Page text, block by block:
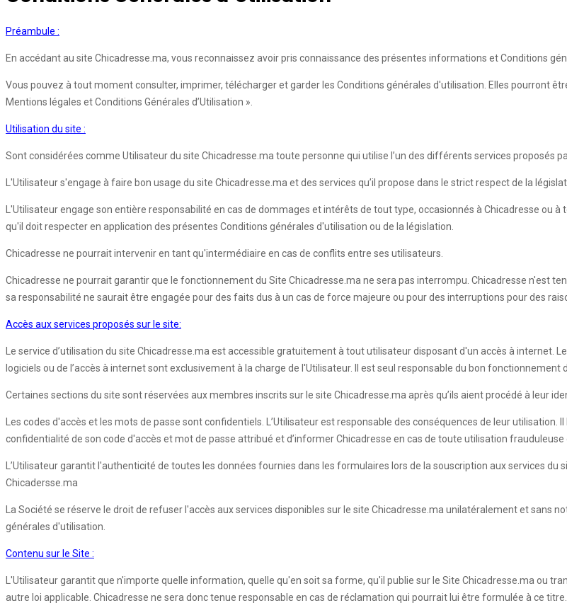
Préambule :
En accédant au site Chicadresse.ma, vous reconnaissez avoir pris connaissance des présentes informations et Conditions
Vous pouvez à tout moment consulter, imprimer, télécharger et garder les Conditions générales d'utilisation. Elles pourront
Mentions légales et Conditions Générales d’Utilisation ».
Utilisation du site :
Sont considérées comme Utilisateur du site Chicadresse.ma toute personne qui utilise l’un des différents services proposés
L'Utilisateur s'engage à faire bon usage du site Chicadresse.ma et des services qu’il propose dans le strict respect de la
L'Utilisateur engage son entière responsabilité en cas de dommages et intérêts de tout type, occasionnés à Chicadresse ou
qu'il doit respecter en application des présentes Conditions générales d'utilisation ou de la législation.
Chicadresse ne pourrait intervenir en tant qu'intermédiaire en cas de conflits entre ses utilisateurs.
Chicadresse ne pourrait garantir que le fonctionnement du Site Chicadresse.ma ne sera pas interrompu. Chicadresse n'est
sa responsabilité ne saurait être engagée pour des faits dus à un cas de force majeure ou pour des interruptions pour des
Accès aux services proposés sur le site:
Le service d’utilisation du site Chicadresse.ma est accessible gratuitement à tout utilisateur disposant d'un accès à internet.
logiciels ou de l’accès à internet sont exclusivement à la charge de l'Utilisateur. Il est seul responsable du bon
Certaines sections du site sont réservées aux membres inscrits sur le site Chicadresse.ma après qu’ils aient procédé à leur
Les codes d'accès et les mots de passe sont confidentiels. L’Utilisateur est responsable des conséquences de leur
confidentialité de son code d'accès et mot de passe attribué et d’informer Chicadresse en cas de toute utilisation
L’Utilisateur garantit l'authenticité de toutes les données fournies dans les formulaires lors de la souscription aux services
Chicadersse.ma
La Société se réserve le droit de refuser l'accès aux services disponibles sur le site Chicadresse.ma unilatéralement et sans
générales d'utilisation.
Contenu sur le Site :
L'Utilisateur garantit que n'importe quelle information, quelle qu'en soit sa forme, qu'il publie sur le Site Chicadresse.ma ou
autre loi applicable. Chicadresse ne sera donc tenue responsable en cas de réclamation qui pourrait lui être formulée à ce